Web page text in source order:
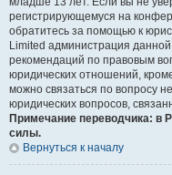
регистрирующемуся на
обратитесь за помощью к
Limited администрация
рекомендаций по правовым
юридических отношений,
можно связаться по вопросу
юридических вопросов,
Примечание переводчика: в
силы.
Вернуться к началу